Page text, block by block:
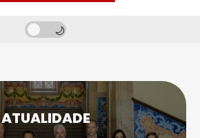
ATUALIDADE